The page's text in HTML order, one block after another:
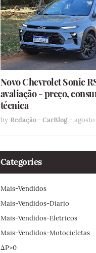
Novo Chevrolet Sonic
avaliação - preço,
técnica
by Redação - CarBlog - agosto
Categories
Mais-Vendidos
Mais-Vendidos-Diario
Mais-Vendidos-Eletricos
Mais-Vendidos-Motocicletas
ΔP>0